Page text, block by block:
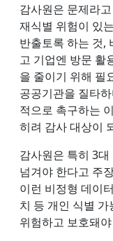
감사원은 문제라
재식별 위험이 있
반출토록 하는 것,
고 기업엔 방문 활
을 줄이기 위해 필
공공기관을 질타
적으로 촉구하는
히려 감사 대상이
감사원은 특히 3
넘겨야 한다고 주
이런 비정형 데이
치 등 개인 식별
위험하고 보호돼